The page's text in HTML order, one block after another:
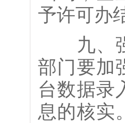
予许可办
九、强
部门要加
台数据录
息的核实